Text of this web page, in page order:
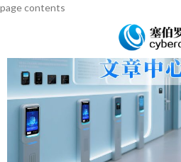
page contents